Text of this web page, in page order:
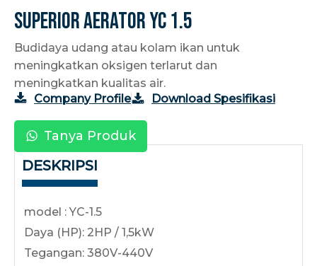
Superior Aerator YC 1.5
Budidaya udang atau kolam ikan untuk
meningkatkan oksigen terlarut dan
meningkatkan kualitas air.
Company Profile
Download Spesifikasi
Tanya Produk
DESKRIPSI
model : YC-1.5
Daya (HP): 2HP / 1,5kW
Tegangan: 380V-440V